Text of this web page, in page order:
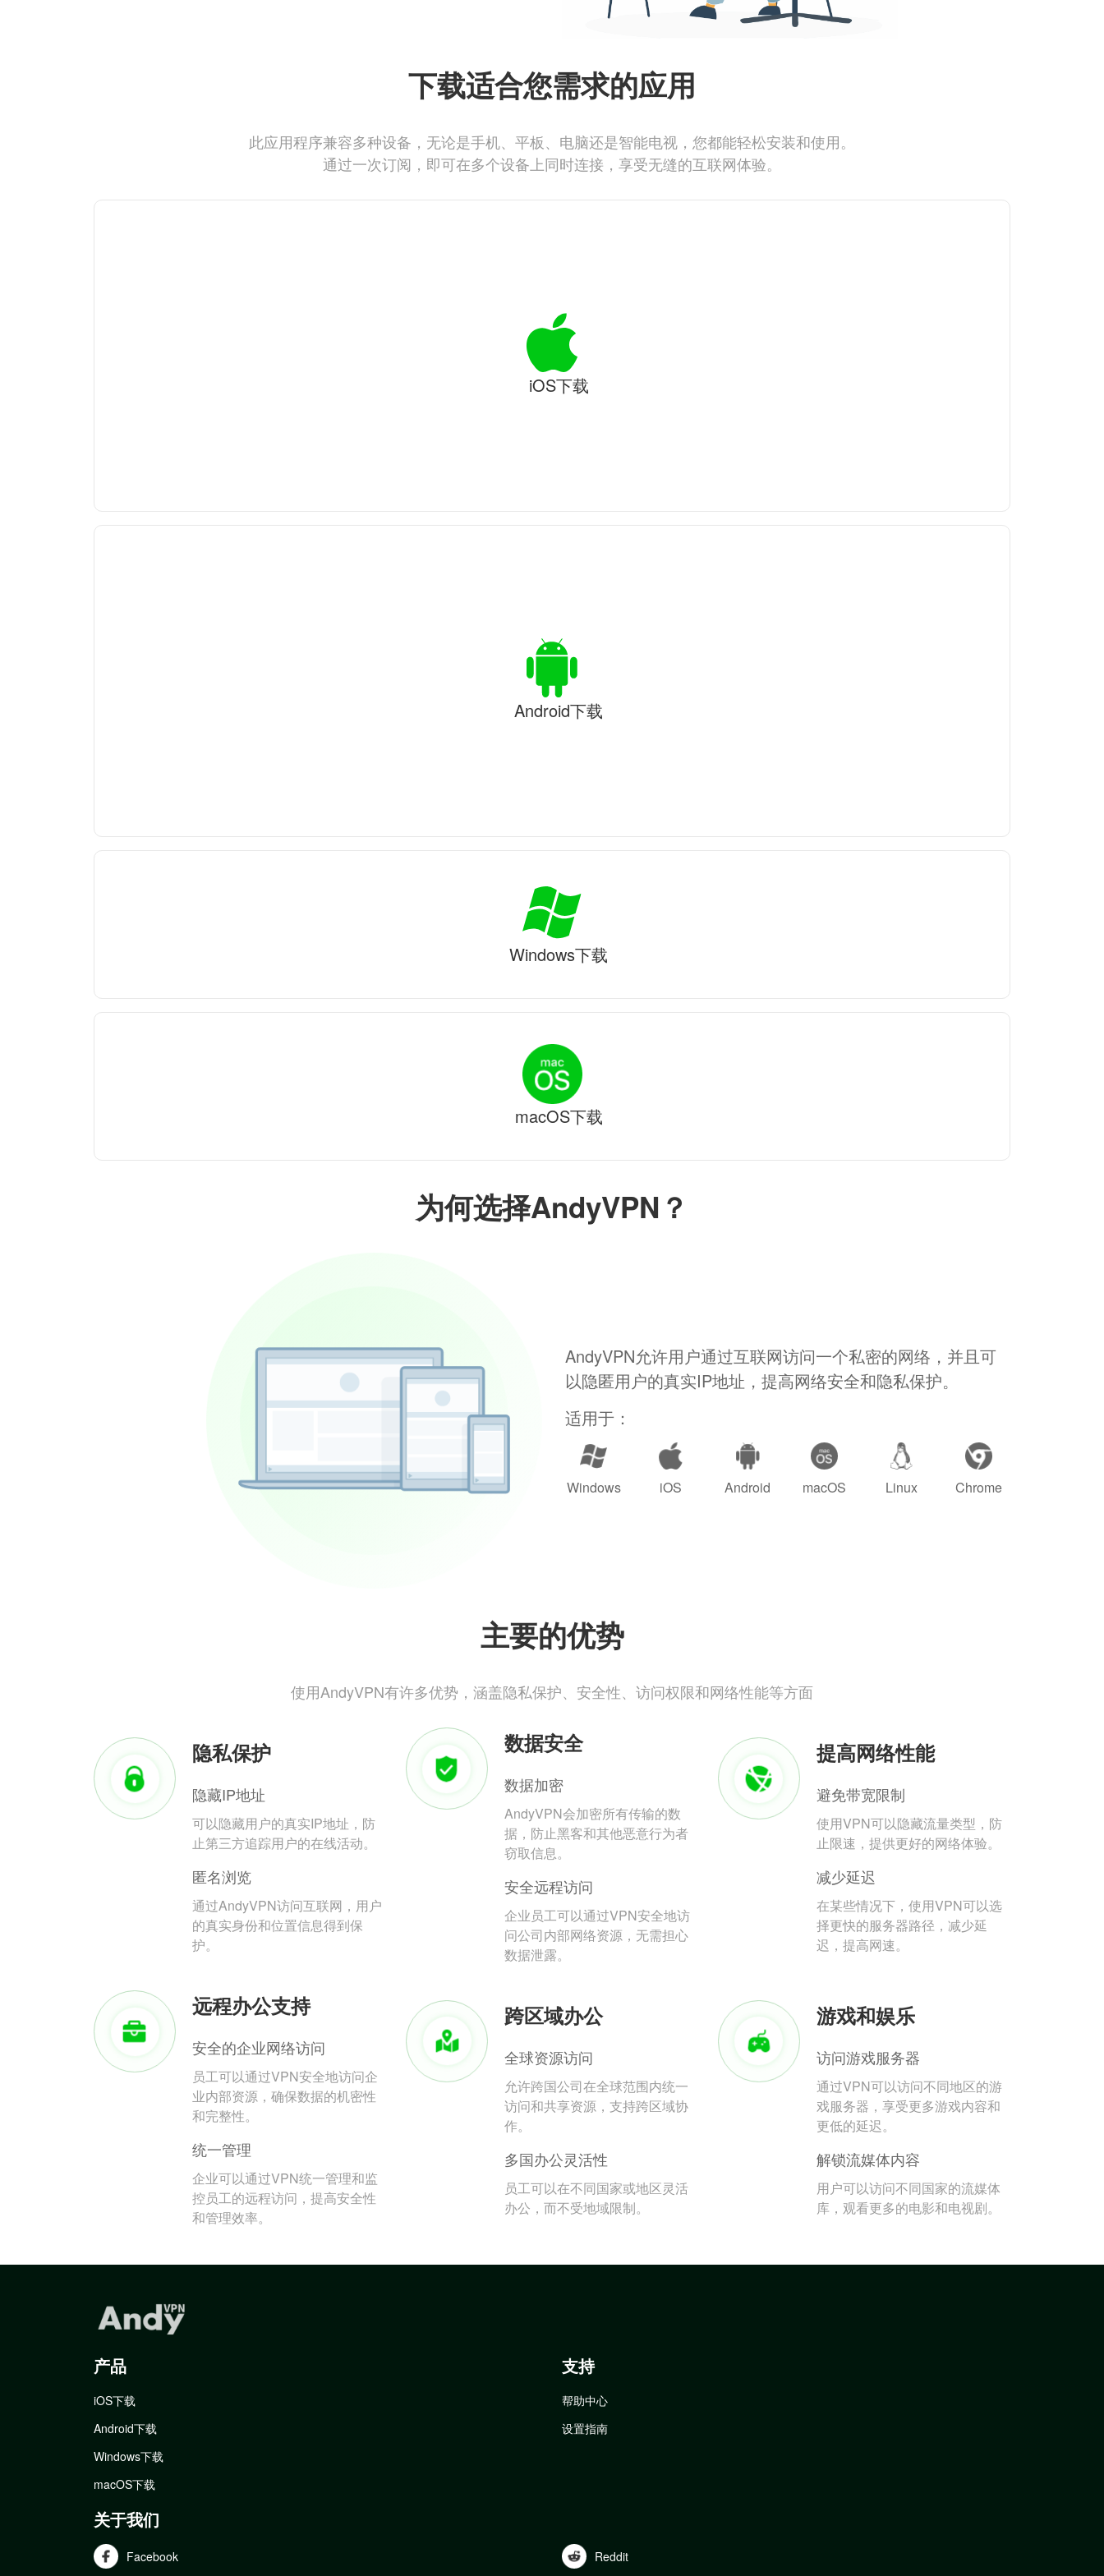
为何选择AndyVPN？
AndyVPN允许用户通过互联网访问一个私密的网络，并且可
以隐匿用户的真实IP地址，提高网络安全和隐私保护。
适用于：
Windows iOS Android macOS Linux Chrome
主要的优势
使用AndyVPN有许多优势，涵盖隐私保护、安全性、访问权限和网络性能等方面
隐私保护
隐藏IP地址
可以隐藏用户的真实IP地址，防
止第三方追踪用户的在线活动。
匿名浏览
通过AndyVPN访问互联网，用户
的真实身份和位置信息得到保
护。
数据安全
数据加密
AndyVPN会加密所有传输的数
据，防止黑客和其他恶意行为者
窃取信息。
安全远程访问
企业员工可以通过VPN安全地访
问公司内部网络资源，无需担心
数据泄露。
提高网络性能
避免带宽限制
使用VPN可以隐藏流量类型，防
止限速，提供更好的网络体验。
减少延迟
在某些情况下，使用VPN可以选
择更快的服务器路径，减少延
迟，提高网速。
远程办公支持
安全的企业网络访问
员工可以通过VPN安全地访问企
业内部资源，确保数据的机密性
和完整性。
统一管理
企业可以通过VPN统一管理和监
控员工的远程访问，提高安全性
和管理效率。
跨区域办公
全球资源访问
允许跨国公司在全球范围内统一
访问和共享资源，支持跨区域协
作。
多国办公灵活性
员工可以在不同国家或地区灵活
办公，而不受地域限制。
游戏和娱乐
访问游戏服务器
通过VPN可以访问不同地区的游
戏服务器，享受更多游戏内容和
更低的延迟。
解锁流媒体内容
用户可以访问不同国家的流媒体
库，观看更多的电影和电视剧。
下载适合您需求的应用
此应用程序兼容多种设备，无论是手机、平板、电脑还是智能电视，您都能轻松安装和使用。
通过一次订阅，即可在多个设备上同时连接，享受无缝的互联网体验。
iOS下载
Android下载
Windows下载
macOS下载
产品
iOS下载
Android下载
Windows下载
macOS下载
支持
帮助中心
设置指南
关于我们
Facebook Reddit